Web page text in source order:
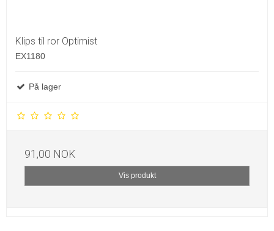
Klips til ror Optimist
EX1180
På lager
91,00 NOK
Vis produkt